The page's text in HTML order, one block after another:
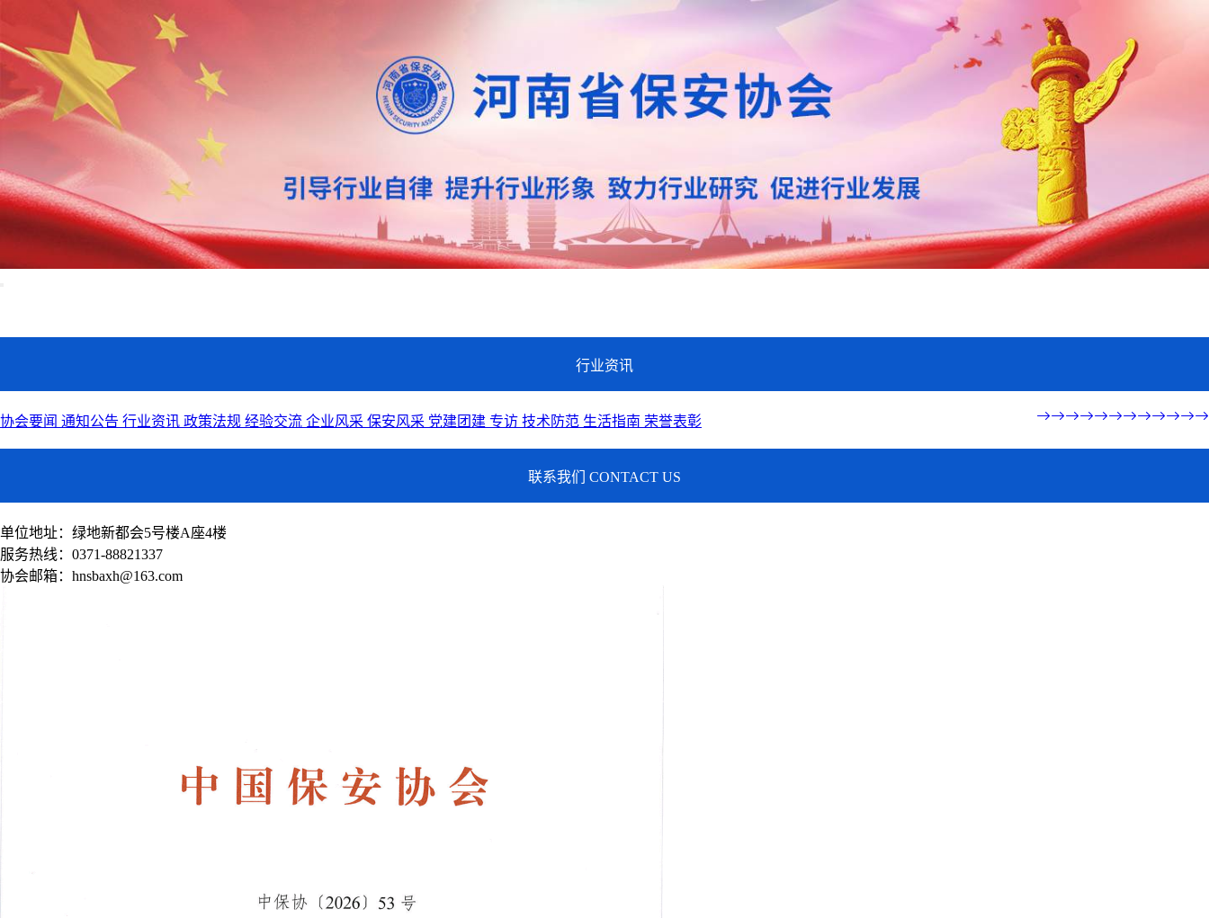
行业资讯
协会要闻 通知公告 行业资讯 政策法规 经验交流 企业风采 保安风采 党建团建 专访 技术防范 生活指南 荣誉表彰
联系我们 CONTACT US
单位地址：绿地新都会5号楼A座4楼
服务热线：0371-88821337
协会邮箱：hnsbaxh@163.com